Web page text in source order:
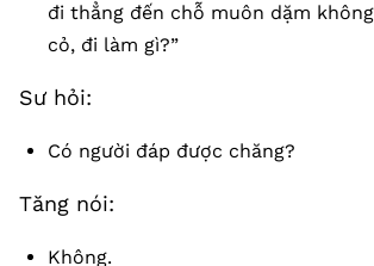
đi thẳng đến chỗ muôn dặm
cỏ, đi làm gì?”
Sư hỏi:
Có người đáp được chăng?
Tăng nói:
Không.